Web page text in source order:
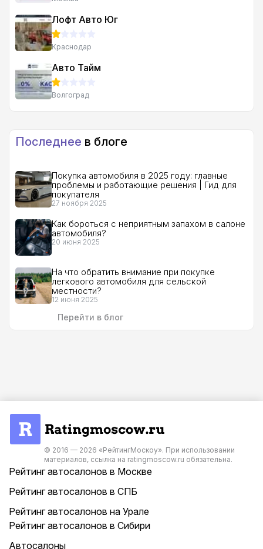
Лофт Авто Юг
Краснодар
Авто Тайм
Волгоград
Последнее в блоге
Покупка автомобиля в 2025 году: главные
проблемы и работающие решения | Гид для
покупателя
27 ноября 2025
Как бороться с неприятным запахом в салоне
автомобиля?
20 июня 2025
На что обратить внимание при покупке
легкового автомобиля для сельской
местности?
12 июня 2025
Перейти в блог
© 2016 — 2026 «РейтингМоскоу». При использовании
материалов, ссылка на ratingmoscow.ru обязательна.
Рейтинг автосалонов в Москве
Рейтинг автосалонов в СПБ
Рейтинг автосалонов на Урале
Рейтинг автосалонов в Сибири
Автосалоны